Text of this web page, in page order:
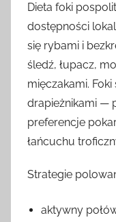
Dieta foki
dostępności
się rybami i
śledź, łupacz,
mięczakami.
drapieżnikami —
preferencje
łańcuchu
Strategie
aktywny